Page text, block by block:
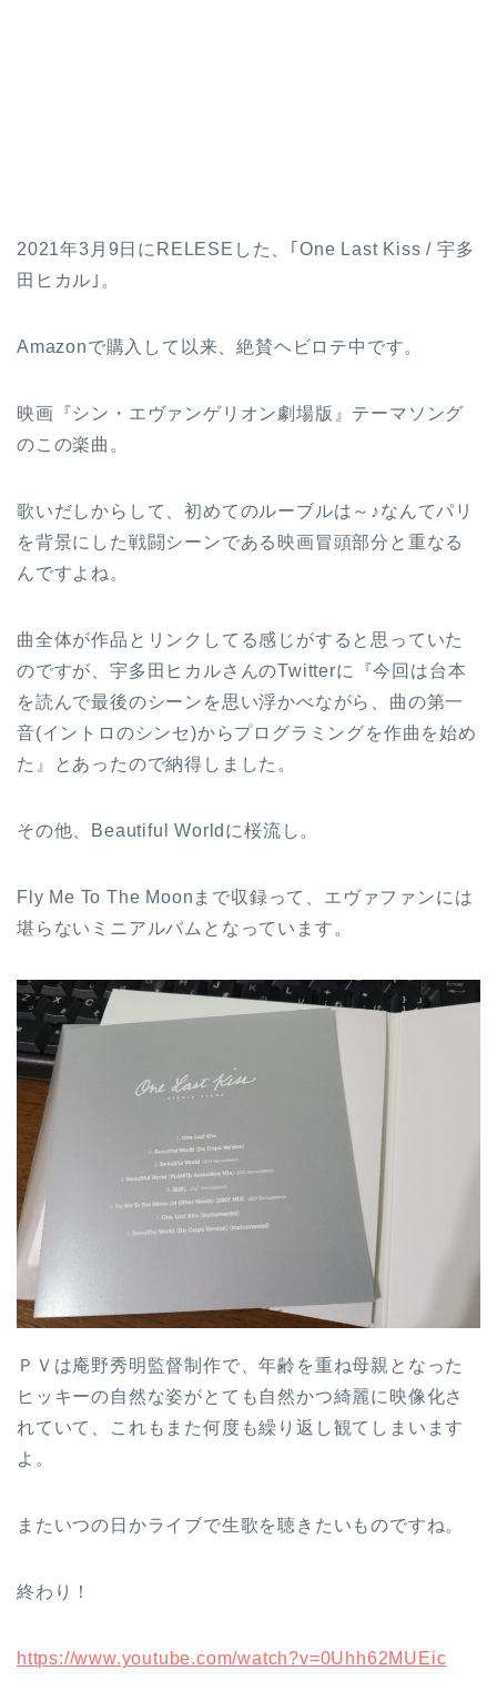
2021年3月9日にRELESEした、｢One Last Kiss / 宇多
田ヒカル｣。
Amazonで購入して以来、絶賛ヘビロテ中です。
映画『シン・エヴァンゲリオン劇場版』テーマソング
のこの楽曲。
歌いだしからして、初めてのルーブルは～♪なんてパリ
を背景にした戦闘シーンである映画冒頭部分と重なる
んですよね。
曲全体が作品とリンクしてる感じがすると思っていた
のですが、宇多田ヒカルさんのTwitterに『今回は台本
を読んで最後のシーンを思い浮かべながら、曲の第一
音(イントロのシンセ)からプログラミングを作曲を始め
た』とあったので納得しました。
その他、Beautiful Worldに桜流し。
Fly Me To The Moonまで収録って、エヴァファンには
堪らないミニアルバムとなっています。
ＰＶは庵野秀明監督制作で、年齢を重ね母親となった
ヒッキーの自然な姿がとても自然かつ綺麗に映像化さ
れていて、これもまた何度も繰り返し観てしまいます
よ。
またいつの日かライブで生歌を聴きたいものですね。
終わり！
https://www.youtube.com/watch?v=0Uhh62MUEic